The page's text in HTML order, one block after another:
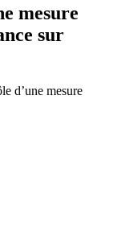
mesure
sur
d’une mesure